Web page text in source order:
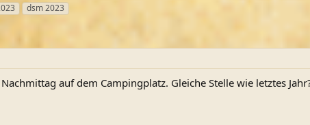
dsm 2023
auf dem Campingplatz. Gleiche Stelle wie letztes